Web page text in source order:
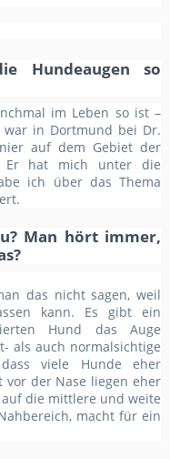
Hundeaugen so
im Leben so ist –
war in Dortmund bei Dr.
auf dem Gebiet der
Er hat mich unter die
ich über das Thema
Man hört immer,
das nicht sagen, weil
kann. Es gibt ein
Hund das Auge
als auch normalsichtige
viele Hunde eher
der Nase liegen eher
die mittlere und weite
macht für ein